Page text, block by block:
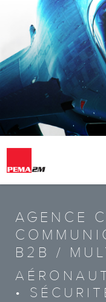
AGENCE
B2B /
•